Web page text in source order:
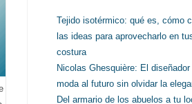
Tejido isotérmico: qué es, cómo
las ideas para aprovecharlo en
costura
Nicolas Ghesquière: El
moda al futuro sin olvidar la
Del armario de los abuelos a tu